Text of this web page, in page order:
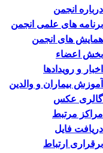
درباره انجمن
برنامه های علمی انجمن
همایش های انجمن
بخش اعضاء
اخبار و رویدادها
آموزش بیماران و والدین
گالری عکس
مراکز مرتبط
دریافت فایل
برقراری ارتباط